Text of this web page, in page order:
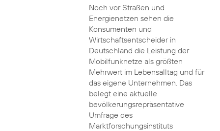
Noch vor Straßen und
Energienetzen sehen die
Konsumenten und
Wirtschaftsentscheider in
Deutschland die Leistung der
Mobilfunknetze als größten
Mehrwert im Lebensalltag und für
das eigene Unternehmen. Das
belegt eine aktuelle
bevölkerungsrepräsentative
Umfrage des
Marktforschungsinstituts